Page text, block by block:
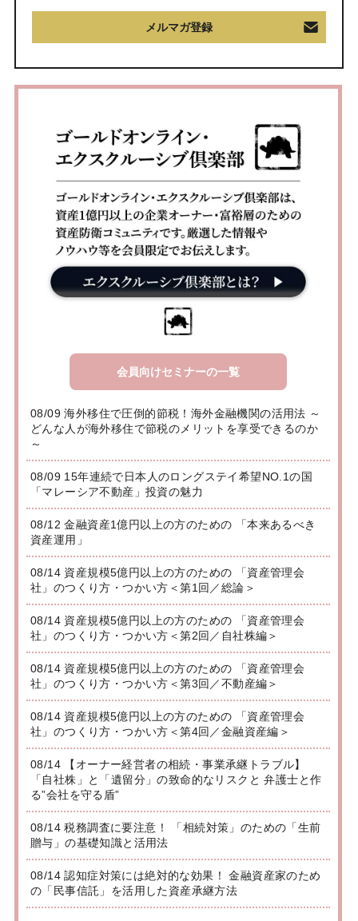
メルマガ登録
会員向けセミナーの一覧
08/09 海外移住で圧倒的節税！海外金融機関の活用法 ～
どんな人が海外移住で節税のメリットを享受できるのか
～
08/09 15年連続で日本人のロングステイ希望NO.1の国
「マレーシア不動産」投資の魅力
08/12 金融資産1億円以上の方のための 「本来あるべき
資産運用」
08/14 資産規模5億円以上の方のための 「資産管理会
社」のつくり方・つかい方＜第1回／総論＞
08/14 資産規模5億円以上の方のための 「資産管理会
社」のつくり方・つかい方＜第2回／自社株編＞
08/14 資産規模5億円以上の方のための 「資産管理会
社」のつくり方・つかい方＜第3回／不動産編＞
08/14 資産規模5億円以上の方のための 「資産管理会
社」のつくり方・つかい方＜第4回／金融資産編＞
08/14 【オーナー経営者の相続・事業承継トラブル】
「自社株」と「遺留分」の致命的なリスクと 弁護士と作
る”会社を守る盾”
08/14 税務調査に要注意！ 「相続対策」のための「生前
贈与」の基礎知識と活用法
08/14 認知症対策には絶対的な効果！ 金融資産家のため
の「民事信託」を活用した資産承継方法